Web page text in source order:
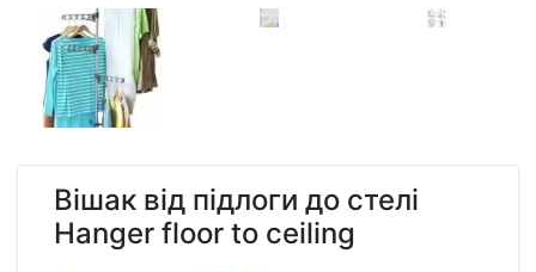
Вішак від підлоги до стелі
Hanger floor to ceiling